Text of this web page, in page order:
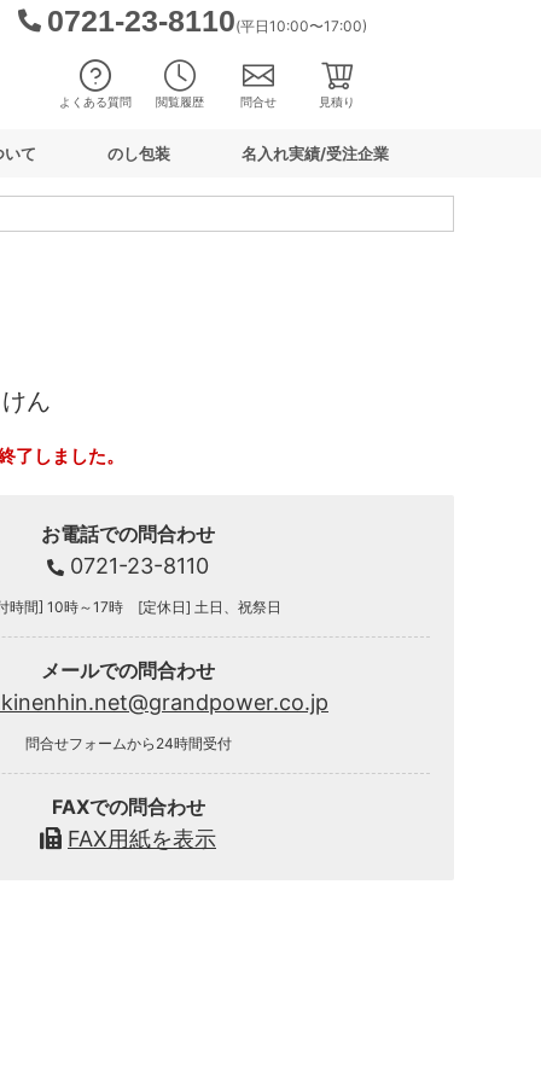
0721-23-8110(平日10:00〜17:00)
よくある質問 閲覧履歴 問合せ 見積り
いて のし包装 名入れ実績/受注企業
ん
了しました。
お電話での問合わせ
0721-23-8110
時間] 10時～17時 [定休日] 土日、祝祭日
メールでの問合わせ
問合せフォームから24時間受付
FAXでの問合わせ
FAX用紙を表示